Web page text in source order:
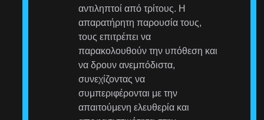
αντιληπτοί από τρίτους. Η
απαρατήρητη παρουσία τους,
τους επιτρέπει να
παρακολουθούν την υπόθεση και
να δρουν ανεμπόδιστα,
συνεχίζοντας να
συμπεριφέρονται με την
απαιτούμενη ελευθερία και